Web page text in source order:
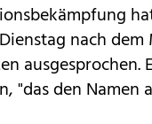
nach
ausgesprochen.
"das den Namen